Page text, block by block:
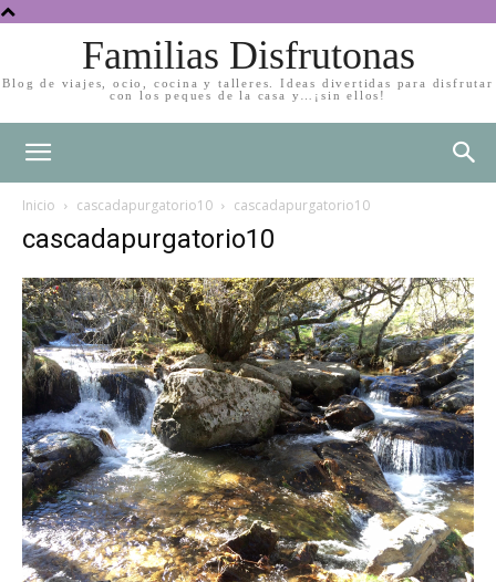
Familias Disfrutonas
Blog de viajes, ocio, cocina y talleres. Ideas divertidas para disfrutar
con los peques de la casa y…¡sin ellos!
Inicio cascadapurgatorio10 cascadapurgatorio10
cascadapurgatorio10